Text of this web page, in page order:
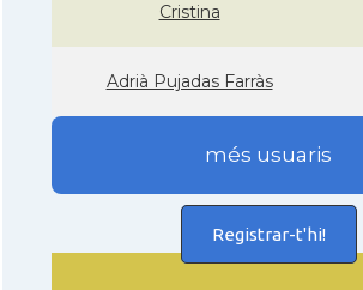
Cristina
Adrià Pujadas Farràs
més usuaris
Registrar-t'hi!